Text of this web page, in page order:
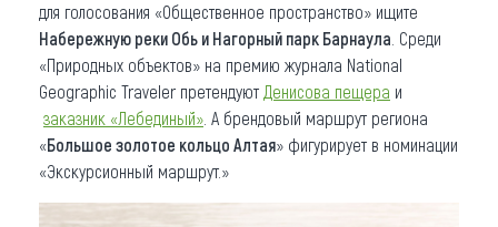
для голосования «Общественное пространство» ищите
Набережную реки Обь и Нагорный парк Барнаула . Среди
«Природных объектов» на премию журнала National
Geographic Traveler претендуют Денисова пещера и
заказник «Лебединый» . А брендовый маршрут региона
«Большое золотое кольцо Алтая» фигурирует в номинации
«Экскурсионный маршрут.»